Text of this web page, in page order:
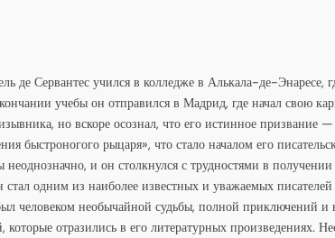
де Сервантес учился в колледже в Алькала-де-Энаресе,
учебы он отправился в Мадрид, где начал свою
но вскоре осознал, что его истинное призвание
быстроногого рыцаря», что стало началом его
и он столкнулся с трудностями в
одним из наиболее известных и уважаемых писателей
человеком необычайной судьбы, полной приключений и
отразились в его литературных произведениях.